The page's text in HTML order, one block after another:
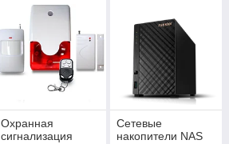
Охранная
сигнализация
Сетевые
накопители NAS